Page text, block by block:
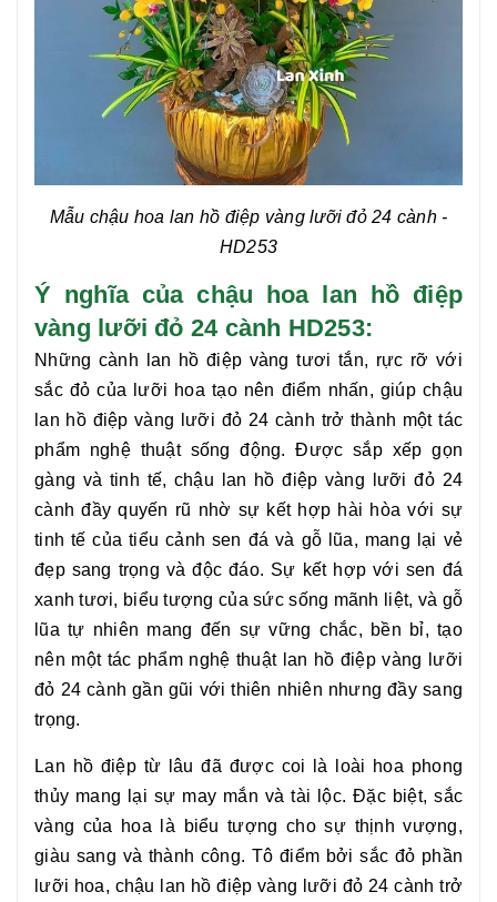
Mẫu chậu hoa lan hồ điệp vàng lưỡi đỏ 24 cành-
HD253
Ý nghĩa của chậu hoa lan hồ điệp
vàng lưỡi đỏ 24 cành HD253:
Những cành lan hồ điệp vàng tươi tắn, rực rỡ với
sắc đỏ của lưỡi hoa tạo nên điểm nhấn, giúp chậu
lan hồ điệp vàng lưỡi đỏ 24 cành trở thành một tác
phẩm nghệ thuật sống động. Được sắp xếp gọn
gàng và tinh tế, chậu
lan hồ điệp vàng lưỡi đỏ 24
cành đầy quyến rũ nhờ sự kết hợp hài hòa với sự
tinh tế của tiểu cảnh sen đá và gỗ lũa, mang lại vẻ
đẹp sang trọng và độc đáo. Sự kết hợp với sen đá
xanh tươi, biểu tượng của sức sống mãnh liệt, và gỗ
lũa tự nhiên mang đến sự vững chắc, bền bỉ, tạo
nên một tác phẩm nghệ thuật lan hồ điệp vàng lưỡi
đỏ 24 cànhgần gũi với thiên nhiên nhưng đầy sang
trọng.
Lan hồ điệp từ lâu đã được coi là loài hoa phong
thủy mang lại sự may mắn và tài lộc. Đặc biệt, sắc
vàng của hoa là biểu tượng cho sự thịnh vượng,
giàu sang và thành công. Tô điểm bởi sắc đỏ phần
lưỡi hoa, chậu
lan hồ điệp vàng lưỡi đỏ 24 cành trở